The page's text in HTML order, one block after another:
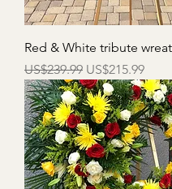
Red & White tribute
一般價格
US$239.99 促銷價格
US$215.99